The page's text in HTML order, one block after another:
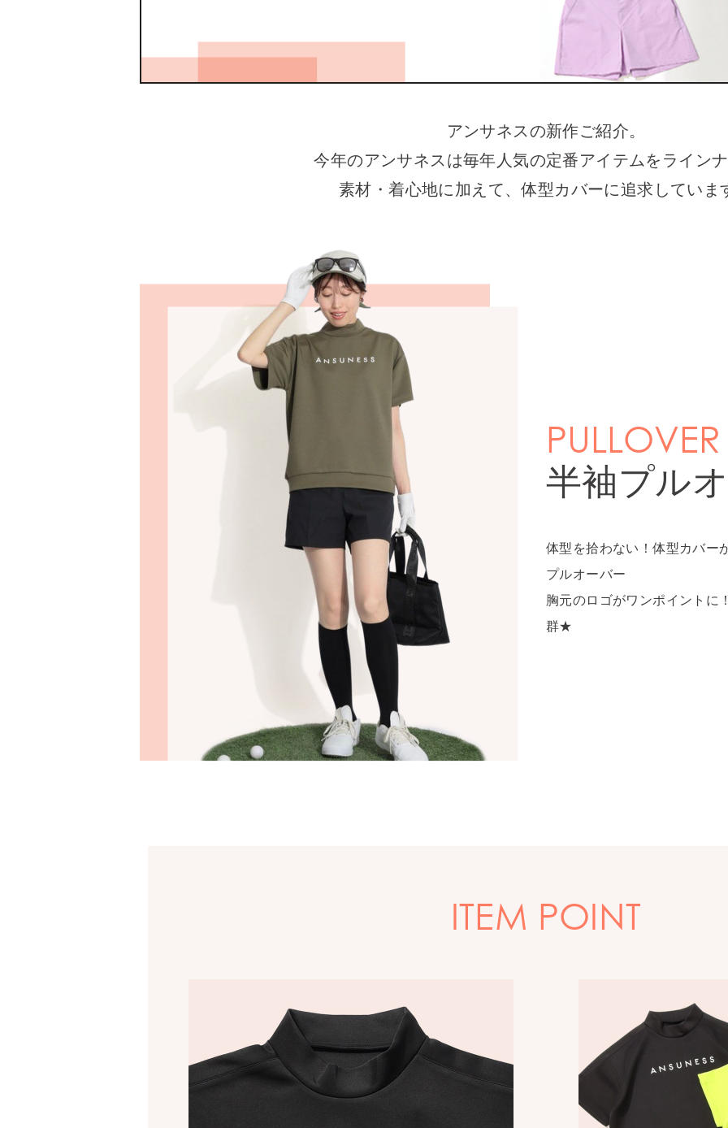
アンサネスの新作ご紹介。
今年のアンサネスは毎年人気の定番アイテムをラインナ
素材・着心地に加えて、体型カバーに追求していま
PULLOVER
半袖プル
体型を拾わない！体型カバー
プルオーバー
胸元のロゴがワンポイントに
群★
ITEM POINT